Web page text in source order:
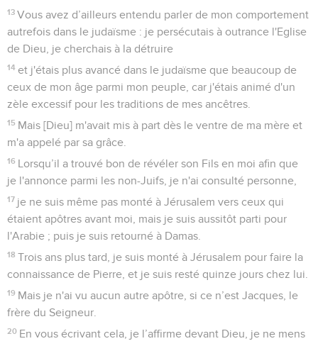
13 Vous avez d’ailleurs entendu parler de mon comportement
autrefois dans le judaïsme : je persécutais à outrance l'Eglise
de Dieu, je cherchais à la détruire
14 et j'étais plus avancé dans le judaïsme que beaucoup de
ceux de mon âge parmi mon peuple, car j'étais animé d'un
zèle excessif pour les traditions de mes ancêtres.
15 Mais [Dieu] m'avait mis à part dès le ventre de ma mère et
m'a appelé par sa grâce.
16 Lorsqu’il a trouvé bon de révéler son Fils en moi afin que
je l'annonce parmi les non-Juifs, je n'ai consulté personne,
17 je ne suis même pas monté à Jérusalem vers ceux qui
étaient apôtres avant moi, mais je suis aussitôt parti pour
l'Arabie ; puis je suis retourné à Damas.
18 Trois ans plus tard, je suis monté à Jérusalem pour faire la
connaissance de Pierre, et je suis resté quinze jours chez lui.
19 Mais je n'ai vu aucun autre apôtre, si ce n’est Jacques, le
frère du Seigneur.
20 En vous écrivant cela, je l’affirme devant Dieu, je ne mens